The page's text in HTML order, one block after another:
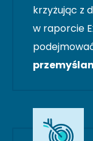
krzyżując z
w raporcie